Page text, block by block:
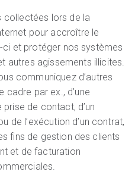
collectées lors de la
pour accroître le
ci et protéger nos systèmes
autres agissements illicites.
communiquez d’autres
cadre par ex., d’une
prise de contact, d’un
de l’exécution d’un contrat,
fins de gestion des clients
et de facturation